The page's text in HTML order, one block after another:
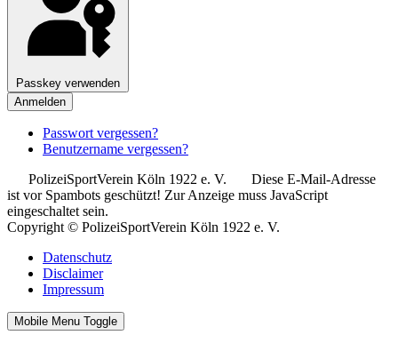
Passkey verwenden
Anmelden
Passwort vergessen?
Benutzername vergessen?
PolizeiSportVerein Köln 1922 e. V.
Diese E-Mail-Adresse
ist vor Spambots geschützt! Zur Anzeige muss JavaScript
eingeschaltet sein.
Copyright © PolizeiSportVerein Köln 1922 e. V.
Datenschutz
Disclaimer
Impressum
Mobile Menu Toggle